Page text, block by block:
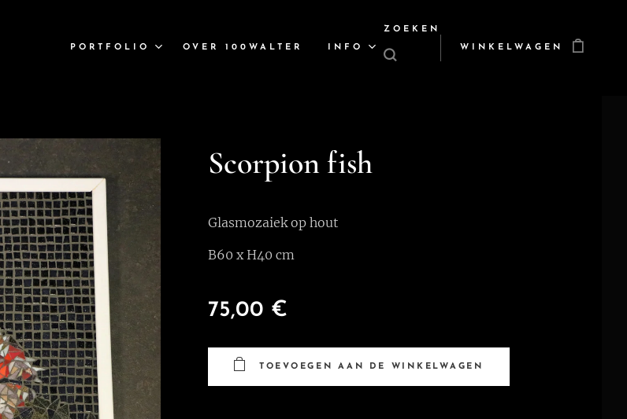
PORTFOLIO OVER 100WALTER INFO
ZOEKEN
WINKELWAGEN
Scorpion fish
Glasmozaiek op hout
B60 x H40 cm
75,00 €
TOEVOEGEN AAN DE WINKELWAGEN